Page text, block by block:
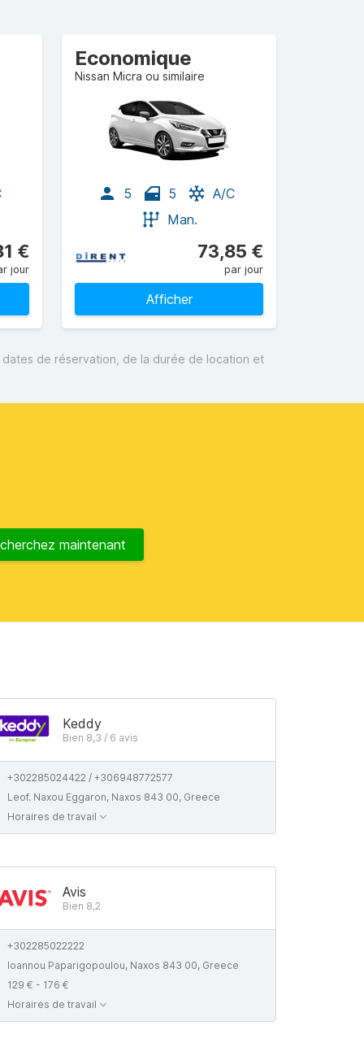
€
jour
Economique
Nissan Micra ou similaire
5 5
A/C
Man.
73,85 €
par jour
Afficher
de réservation, de la durée de location et
maintenant
Keddy
Bien 8,3 / 6 avis
+302285024422 / +306948772577
Leof. Naxou Eggaron, Naxos 843 00, Greece
Horaires de travail
Avis
Bien 8,2
+302285022222
Ioannou Paparigopoulou, Naxos 843 00, Greece
129 € - 176 €
Horaires de travail